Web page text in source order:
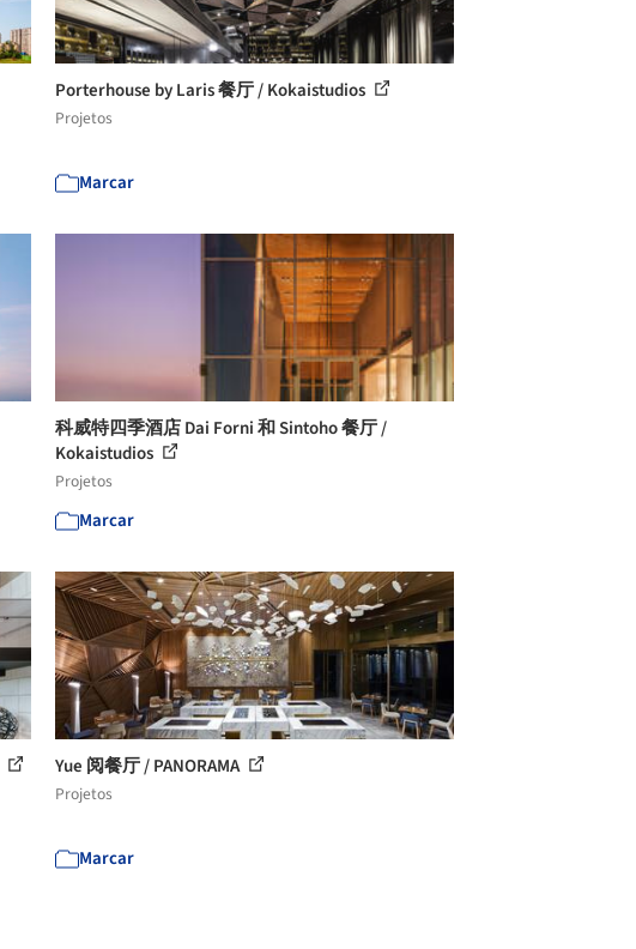
Porterhouse by Laris 餐厅 / Kokaistudios
Projetos
Marcar
科威特四季酒店 Dai Forni 和 Sintoho 餐厅 /
Kokaistudios
Projetos
Marcar
Yue 阅餐厅 / PANORAMA
Projetos
Marcar